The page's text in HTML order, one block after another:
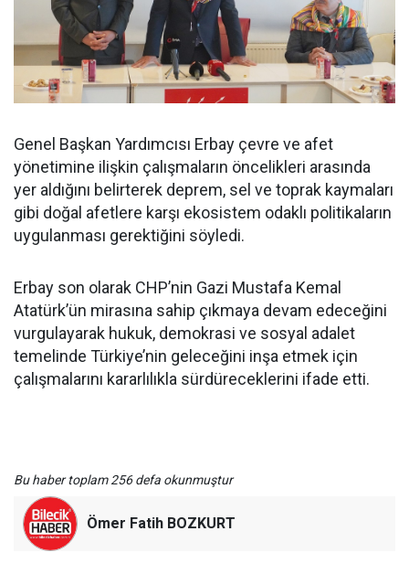
Genel Başkan Yardımcısı Erbay çevre ve afet
yönetimine ilişkin çalışmaların öncelikleri arasında
yer aldığını belirterek deprem, sel ve toprak kaymaları
gibi doğal afetlere karşı ekosistem odaklı politikaların
uygulanması gerektiğini söyledi.
Erbay son olarak CHP’nin Gazi Mustafa Kemal
Atatürk’ün mirasına sahip çıkmaya devam edeceğini
vurgulayarak hukuk, demokrasi ve sosyal adalet
temelinde Türkiye’nin geleceğini inşa etmek için
çalışmalarını kararlılıkla sürdüreceklerini ifade etti.
Bu haber toplam 256 defa okunmuştur
Ömer Fatih BOZKURT